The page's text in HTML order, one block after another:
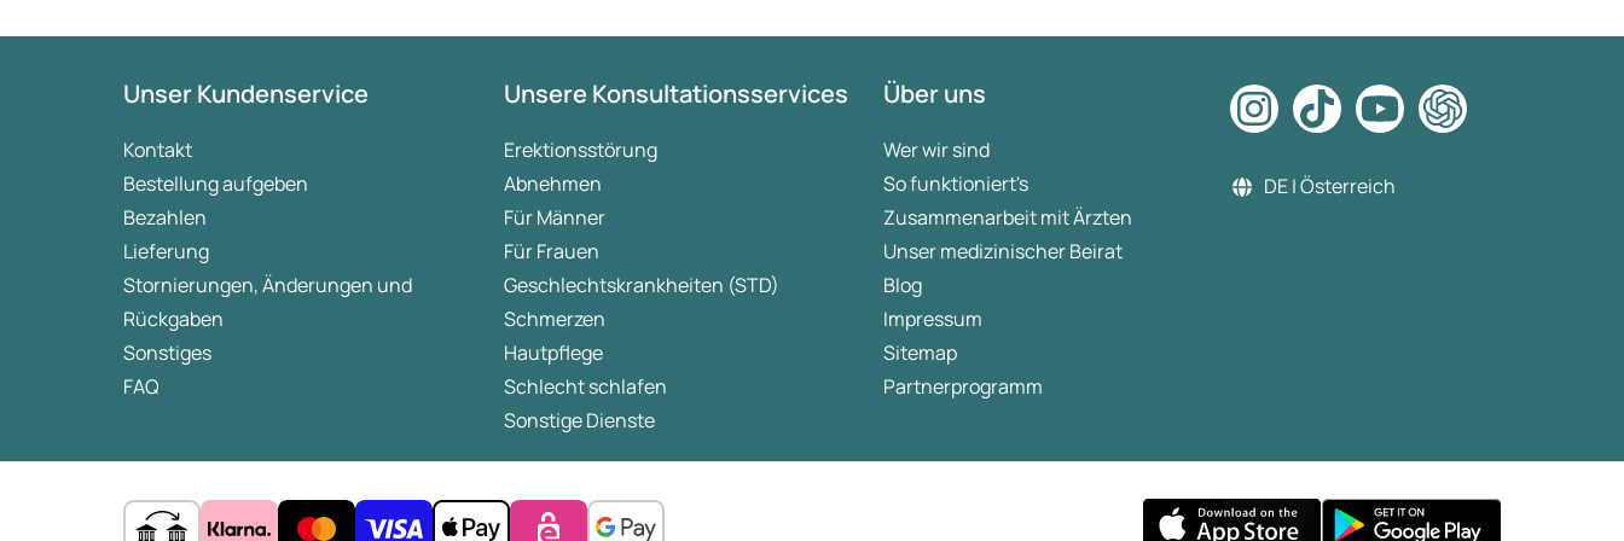
Unser Kundenservice
Kontakt
Bestellung aufgeben
Bezahlen
Lieferung
Stornierungen, Änderungen und
Rückgaben
Sonstiges
FAQ
Unsere Konsultationsservices
Erektionsstörung
Abnehmen
Für Männer
Für Frauen
Geschlechtskrankheiten (STD)
Schmerzen
Hautpflege
Schlecht schlafen
Sonstige Dienste
Über uns
Wer wir sind
So funktioniert's
Zusammenarbeit mit Ärzten
Unser medizinischer Beirat
Blog
Impressum
Sitemap
Partnerprogramm
DE | Österreich